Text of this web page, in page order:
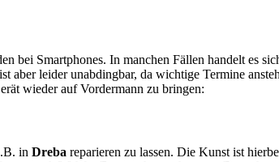
Smartphones. In manchen Fällen handelt es
leider unabdingbar, da wichtige Termine
wieder auf Vordermann zu bringen:
in Dreba reparieren zu lassen. Die Kunst ist